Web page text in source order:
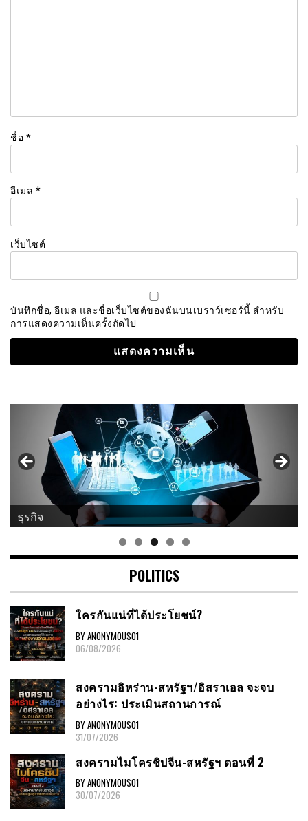
ชื่อ *
อีเมล *
เว็บไซต์
บันทึกชื่อ, อีเมล และชื่อเว็บไซต์ของฉันบนเบราว์เซอร์นี้ สำหรับ
การแสดงความเห็นครั้งถัดไป
ธุรกิจ
POLITICS
ใครกันแน่ที่ได้ประโยชน์?
BY ANONYMOUS01
06/08/2026
สงครามอิหร่าน-สหรัฐฯ/อิสราเอล จะจบ
อย่างไร: ประเมินสถานการณ์
BY ANONYMOUS01
31/07/2026
สงครามไมโครชิปจีน-สหรัฐฯ ตอนที่ 2
BY ANONYMOUS01
30/07/2026